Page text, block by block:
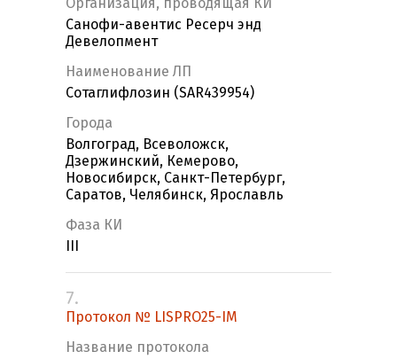
Организация, проводящая КИ
Санофи-авентис Ресерч энд
Девелопмент
Наименование ЛП
Сотаглифлозин (SAR439954)
Города
Волгоград, Всеволожск,
Дзержинский, Кемерово,
Новосибирск, Санкт-Петербург,
Саратов, Челябинск, Ярославль
Фаза КИ
7.
Протокол № LISPRO25-IM
Название протокола